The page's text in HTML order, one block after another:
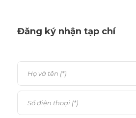
Đăng ký nhận tạp chí